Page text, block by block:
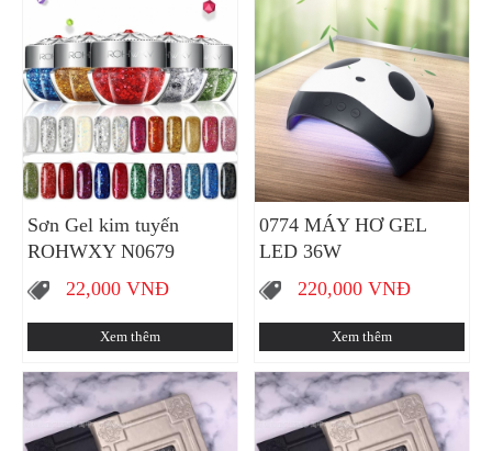
Sơn Gel kim tuyến
ROHWXY N0679
22,000VNĐ
Xem thêm
0774 MÁY HƠ GEL
LED 36W
220,000 VNĐ
Xem thêm